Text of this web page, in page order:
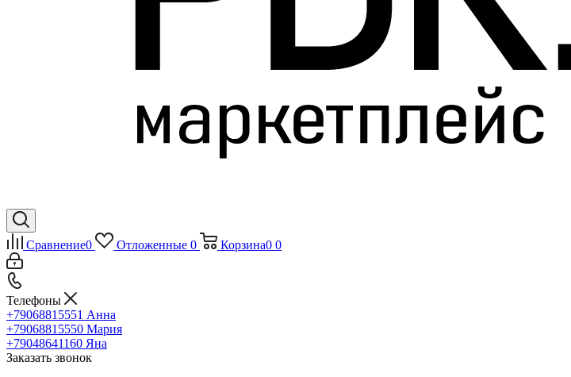
Сравнение0 Отложенные 0 Корзина0 0
Телефоны
+79068815551 Анна
+79068815550 Мария
+79048641160 Яна
Заказать звонок